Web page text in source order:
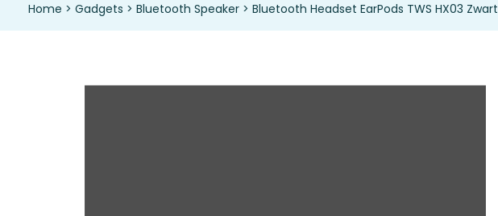
Home > Gadgets > Bluetooth Speaker > Bluetooth Headset EarPods TWS HX03 Zwart